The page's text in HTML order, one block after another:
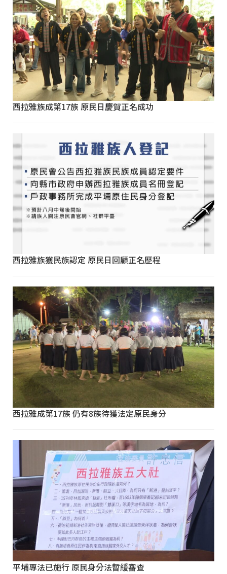
西拉雅族成第17族 原民日慶賀正名成功
西拉雅族獲民族認定 原民日回顧正名歷程
西拉雅成第17族 仍有8族待獲法定原民身分
平埔專法已施行 原民身分法暫緩審查